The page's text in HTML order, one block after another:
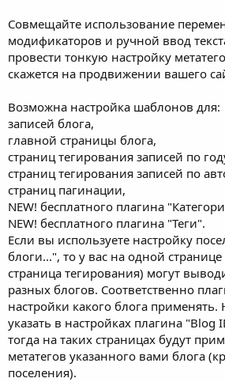
Совмещайте использование
модификаторов и ручной ввод
провести тонкую настройку
скажется на продвижении вашего
Возможна настройка шаблонов для:
записей блога,
главной страницы блога,
страниц тегирования записей по
страниц тегирования записей по
страниц пагинации,
NEW! бесплатного плагина
NEW! бесплатного плагина "Теги".
Если вы используете настройку
блоги...", то у вас на одной
страница тегирования) могут
разных блогов. Соответственно
настройки какого блога
указать в настройках плагина
тогда на таких страницах будут
метатегов указанного вами блога
поселения).